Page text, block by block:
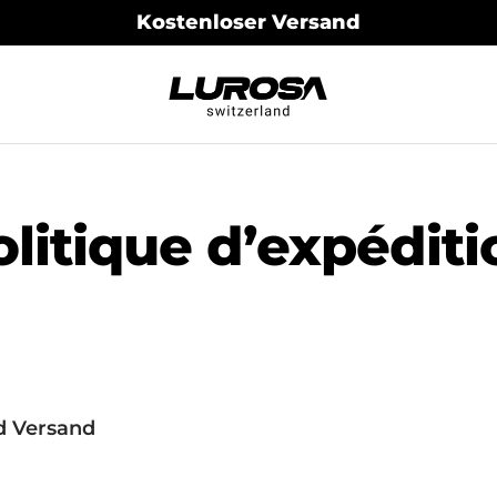
Kostenloser Versand
Lurosa
Versand